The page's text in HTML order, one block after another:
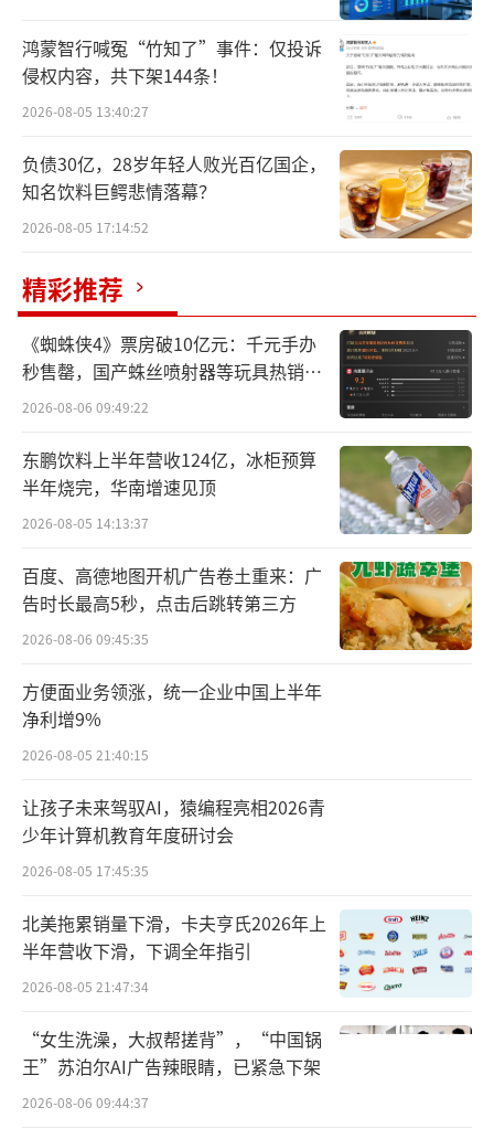
另外，2006年，好丽友以“呀!土豆”入局
膨化市场，2014年销售额便突破10亿元，成为
薯条类膨化食品头部品牌。
中国好丽友副总经理静北表示：“我们非
常注重通过产品与消费者建立起强沟通。这次
对两大经典产品同步焕新升级，旨在以更好的
产品品质和更鲜明的品牌主张与消费者增进情
感联结，满足大家舌尖需求的同时带给大家更
加长久的陪伴”。
值得注意的是，好丽友着力拓展散装称重
零食业务。本次展会上好丽友散装称重产品全
系亮相，囊括好丽友派、薯愿、果滋果心和果
滋果姿等多款备受消费者喜爱的产品。散装称
重销售模式的推广有望加速全渠道融合布局，
为好丽友带来新的增长动能。
近年来，零售渠道发生剧烈变化，线上渠
道高速发展，线下渠道加速分化，以仓储式会
员商超、零食量贩店为代表的新渠道迅速崛
起。
销售网络已覆盖全国30余省份并下沉至乡镇，
合作伙伴数量和质量均实现大幅提升，管理门
30%。并且，好丽友不断加大与开市客等会员
制商超渠道合作力度，密集上新多款专供产
品，渠道布局成效初显。
对此，好丽友方面对中华网财经表示，发
鸿蒙智行喊冤“竹知了”事件：仅投诉
侵权内容，共下架144条！
2026-08-05 13:40:27
负债30亿，28岁年轻人败光百亿国企，
知名饮料巨鳄悲情落幕？
2026-08-05 17:14:52
精彩推荐
《蜘蛛侠4》票房破10亿元：千元手办
秒售罄，国产蛛丝喷射器等玩具热销海
外
2026-08-06 09:49:22
东鹏饮料上半年营收124亿，冰柜预算
半年烧完，华南增速见顶
2026-08-05 14:13:37
百度、高德地图开机广告卷土重来：广
告时长最高5秒，点击后跳转第三方
2026-08-06 09:45:35
方便面业务领涨，统一企业中国上半年
净利增9%
2026-08-05 21:40:15
让孩子未来驾驭AI，猿编程亮相2026青
少年计算机教育年度研讨会
2026-08-05 17:45:35
北美拖累销量下滑，卡夫亨氏2026年上
半年营收下滑，下调全年指引
2026-08-05 21:47:34
“女生洗澡，大叔帮搓背”，“中国锅
王”苏泊尔AI广告辣眼睛，已紧急下架
2026-08-06 09:44:37